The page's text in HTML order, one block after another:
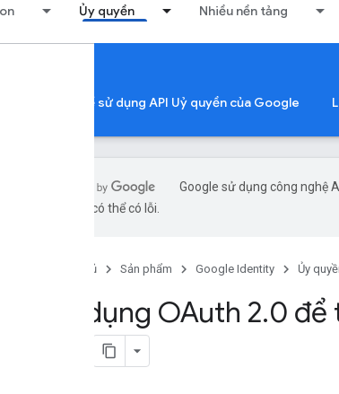
Ủy quyền Nhiều nền tảng
ứng dụng để sử dụng API Uỷ quyền của Google
Google sử dụng công nghệ
bằng AI có thể có lỗi.
Trang chủ Sản phẩm Google Identity Ủy
Sử dụng OAuth 2.0 để